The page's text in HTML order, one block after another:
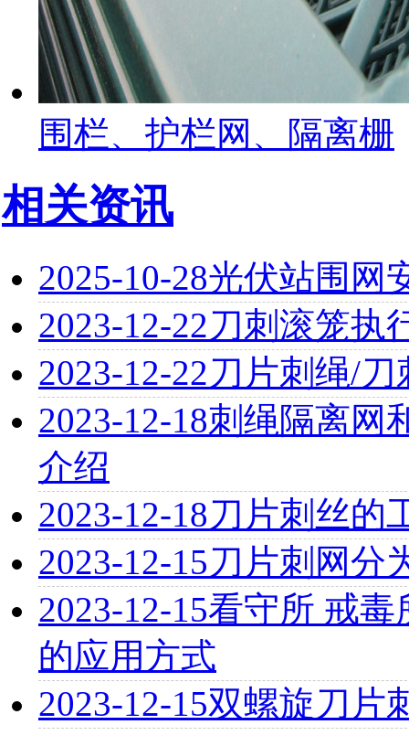
围栏、护栏网、隔离栅
相关资讯
2025-10-28光伏站围网
2023-12-22刀刺滚笼执
2023-12-22刀片刺绳/
2023-12-18刺绳隔离网
介绍
2023-12-18刀片刺丝的
2023-12-15刀片刺网分
2023-12-15看守所 戒毒
的应用方式
2023-12-15双螺旋刀片